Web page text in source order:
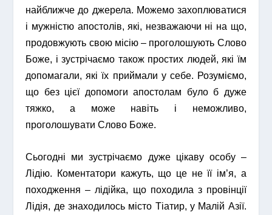
найближче до джерела. Можемо захоплюватися
і мужністю апостолів, які, незважаючи ні на що,
продовжують свою місію – проголошують Слово
Боже, і зустрічаємо також простих людей, які їм
допомагали, які їх приймали у себе. Розуміємо,
що без цієї допомоги апостолам було б дуже
тяжко, а може навіть і неможливо,
проголошувати Слово Боже.
Сьогодні ми зустрічаємо дуже цікаву особу –
Лідію. Коментатори кажуть, що це не її ім’я, а
походження – лідійка, що походила з провінції
Лідія, де знаходилось місто Тіатир, у Малій Азії.